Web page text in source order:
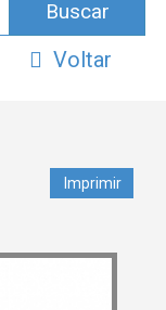
Voltar
Imprimir